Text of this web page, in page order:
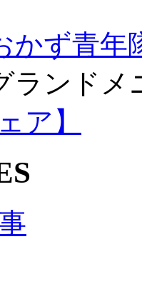
かず青年
ランドメ
ア】